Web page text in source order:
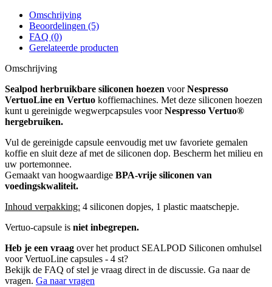
Omschrijving
Beoordelingen (5)
FAQ (0)
Gerelateerde producten
Omschrijving
Sealpod herbruikbare siliconen hoezen voorNespresso
VertuoLine en Vertuo koffiemachines. Met deze siliconen hoezen
kunt u gereinigde wegwerpcapsules voorNespresso Vertuo®
hergebruiken.
Vul de gereinigde capsule eenvoudig met uw favoriete gemalen
koffie en sluit deze af met de siliconen dop. Bescherm het milieu en
uw portemonnee.
Gemaakt van hoogwaardige BPA-vrije siliconen van
voedingskwaliteit.
Inhoud verpakking: 4 siliconen dopjes, 1 plastic maatschepje.
Vertuo-capsule is niet inbegrepen.
Heb je een vraag over het product SEALPOD Siliconen omhulsel
voor VertuoLine capsules - 4 st?
Bekijk de FAQ of stel je vraag direct in de discussie. Ga naar de
vragen. Ga naar vragen